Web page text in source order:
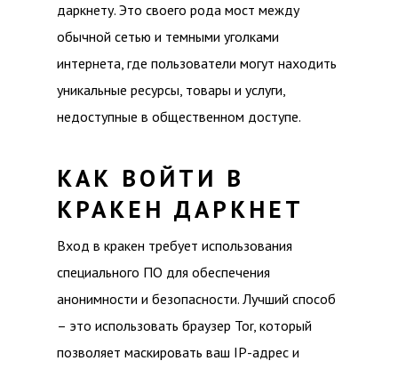
даркнету. Это своего рода мост между
обычной сетью и темными уголками
интернета, где пользователи могут находить
уникальные ресурсы, товары и услуги,
недоступные в общественном доступе.
КАК ВОЙТИ В
КРАКЕН ДАРКНЕТ
Вход в кракен требует использования
специального ПО для обеспечения
анонимности и безопасности. Лучший способ
– это использовать браузер Tor, который
позволяет маскировать ваш IP-адрес и